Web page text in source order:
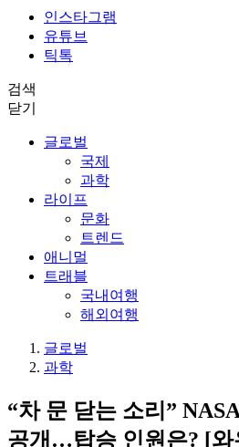
인스타그램
유튜브
틱톡
검색
닫기
글로벌
국제
과학
라이프
문화
트렌드
애니멀
트래블
국내여행
해외여행
글로벌
과학
“차 문 닫는 소리”
공개…탑승 인원은? [와